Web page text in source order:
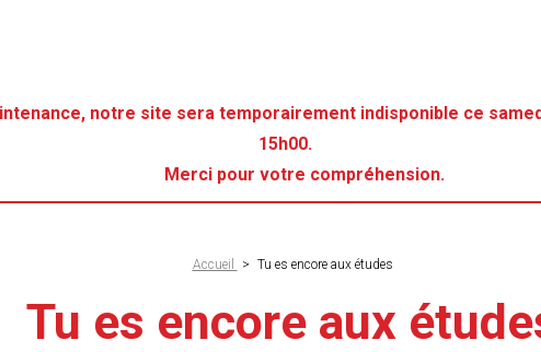
notre site sera temporairement indisponible ce
15h00.
Merci pour votre compréhension.
Accueil > Tu es encore aux études
Tu es encore aux